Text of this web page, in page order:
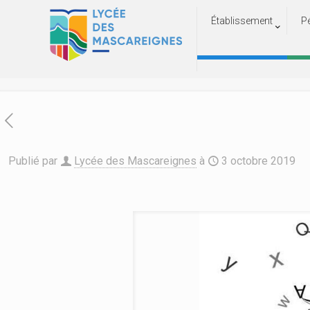
ÉtablissementLa «
Publié par Lycée des Mascareignes à 3 octobre 2019